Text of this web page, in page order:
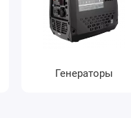
Генераторы